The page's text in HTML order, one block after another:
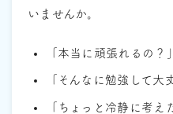
いませんか。
「本当に頑張れるの？」
「そんなに勉強して大
「ちょっと冷静に考え